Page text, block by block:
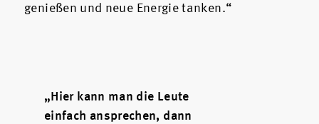
genießen und neue Energie tanken.“
„Hier kann man die Leute
einfach ansprechen, dann